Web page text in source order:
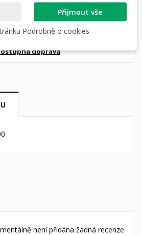
doprava
není přidána žádná recenze.
Přijmout vše
Podrobně o cookies